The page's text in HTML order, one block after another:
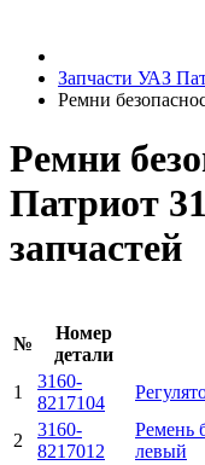
Запчасти УАЗ
Ремни
Ремни
Патриот
запчастей
№
Номер
детали
1
3160-
8217104
2
3160-
8217012
Ремень
левый